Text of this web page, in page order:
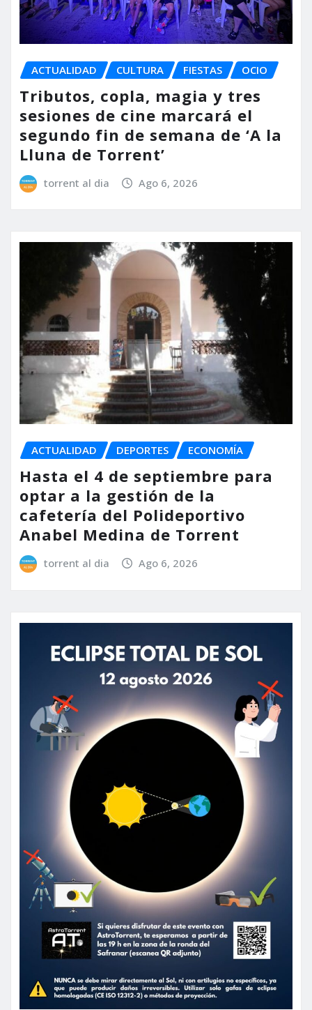
ACTUALIDAD CULTURA FIESTAS OCIO
Tributos, copla, magia y tres
sesiones de cine marcará el
segundo fin de semana de ‘A la
Lluna de Torrent’
torrent al dia Ago 6, 2026
ACTUALIDAD DEPORTES ECONOMÍA
Hasta el 4 de septiembre para
optar a la gestión de la
cafetería del Polideportivo
Anabel Medina de Torrent
torrent al dia Ago 6, 2026